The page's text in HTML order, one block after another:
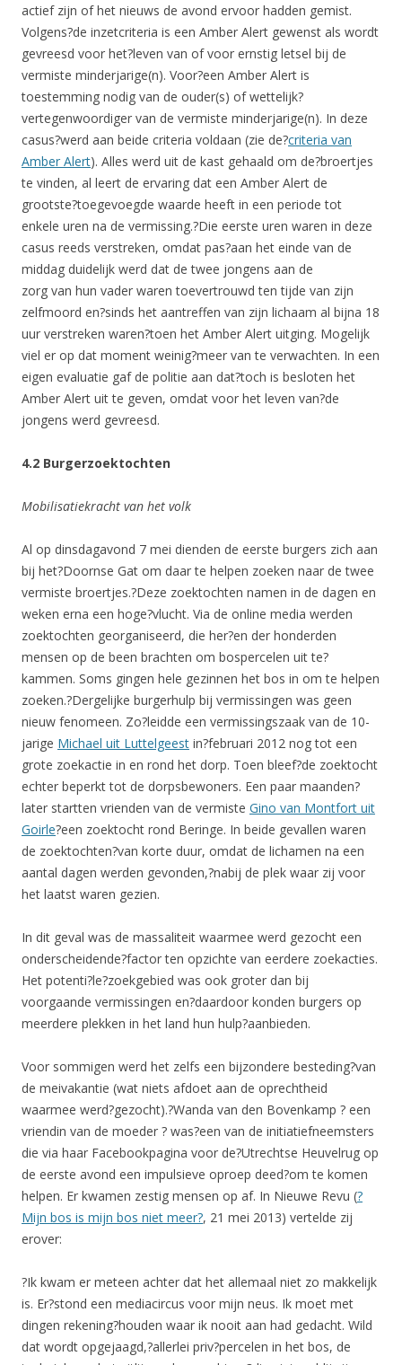
actief zijn of het nieuws de avond ervoor hadden gemist.
Volgens?de inzetcriteria is een Amber Alert gewenst als wordt
gevreesd voor het?leven van of voor ernstig letsel bij de
vermiste minderjarige(n). Voor?een Amber Alert is
toestemming nodig van de ouder(s) of wettelijk?
vertegenwoordiger van de vermiste minderjarige(n). In deze
casus?werd aan beide criteria voldaan (zie de?criteria van
Amber Alert). Alles werd uit de kast gehaald om de?broertjes
te vinden, al leert de ervaring dat een Amber Alert de
grootste?toegevoegde waarde heeft in een periode tot
enkele uren na de vermissing.?Die eerste uren waren in deze
casus reeds verstreken, omdat pas?aan het einde van de
middag duidelijk werd dat de twee jongens aan de
zorg van hun vader waren toevertrouwd ten tijde van zijn
zelfmoord en?sinds het aantreffen van zijn lichaam al bijna 18
uur verstreken waren?toen het Amber Alert uitging. Mogelijk
viel er op dat moment weinig?meer van te verwachten. In een
eigen evaluatie gaf de politie aan dat?toch is besloten het
Amber Alert uit te geven, omdat voor het leven van?de
jongens werd gevreesd.
4.2 Burgerzoektochten
Mobilisatiekracht van het volk
Al op dinsdagavond 7 mei dienden de eerste burgers zich aan
bij het?Doornse Gat om daar te helpen zoeken naar de twee
vermiste broertjes.?Deze zoektochten namen in de dagen en
weken erna een hoge?vlucht. Via de online media werden
zoektochten georganiseerd, die her?en der honderden
mensen op de been brachten om bospercelen uit te?
kammen. Soms gingen hele gezinnen het bos in om te helpen
zoeken.?Dergelijke burgerhulp bij vermissingen was geen
nieuw fenomeen. Zo?leidde een vermissingszaak van de 10-
jarige Michael uit Luttelgeest in?februari 2012 nog tot een
grote zoekactie in en rond het dorp. Toen bleef?de zoektocht
echter beperkt tot de dorpsbewoners. Een paar maanden?
later startten vrienden van de vermiste Gino van Montfort uit
Goirle?een zoektocht rond Beringe. In beide gevallen waren
de zoektochten?van korte duur, omdat de lichamen na een
aantal dagen werden gevonden,?nabij de plek waar zij voor
het laatst waren gezien.
In dit geval was de massaliteit waarmee werd gezocht een
onderscheidende?factor ten opzichte van eerdere zoekacties.
Het potenti?le?zoekgebied was ook groter dan bij
voorgaande vermissingen en?daardoor konden burgers op
meerdere plekken in het land hun hulp?aanbieden.
Voor sommigen werd het zelfs een bijzondere besteding?van
de meivakantie (wat niets afdoet aan de oprechtheid
waarmee werd?gezocht).?Wanda van den Bovenkamp ? een
vriendin van de moeder ? was?een van de initiatiefneemsters
die via haar Facebookpagina voor de?Utrechtse Heuvelrug op
de eerste avond een impulsieve oproep deed?om te komen
helpen. Er kwamen zestig mensen op af. In Nieuwe Revu (?
Mijn bos is mijn bos niet meer?, 21 mei 2013) vertelde zij
erover:
?Ik kwam er meteen achter dat het allemaal niet zo makkelijk
is. Er?stond een mediacircus voor mijn neus. Ik moet met
dingen rekening?houden waar ik nooit aan had gedacht. Wild
dat wordt opgejaagd,?allerlei priv?percelen in het bos, de